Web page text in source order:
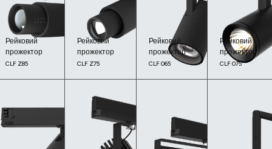
Рейковий
прожектор
CLF Z85
Рейковий
прожектор
CLF Z75
Рейковий
прожектор
CLF 065
Рейковий
прожектор
CLF 075